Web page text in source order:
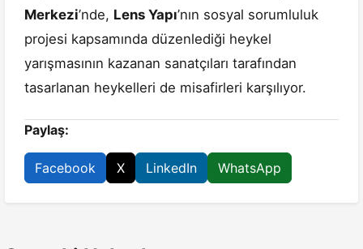
Merkezi’nde, Lens Yapı’nın sosyal sorumluluk
projesi kapsamında düzenlediği heykel
yarışmasının kazanan sanatçıları tarafından
tasarlanan heykelleri de misafirleri karşılıyor.
Paylaş:
Facebook X LinkedIn WhatsApp